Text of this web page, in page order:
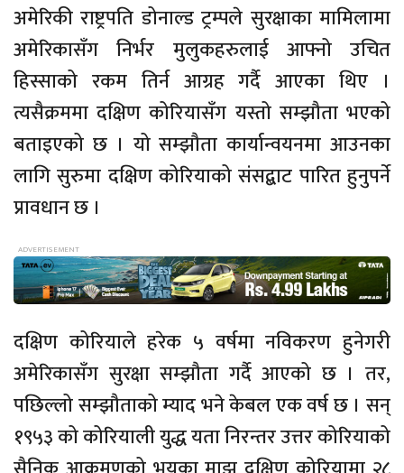
अमेरिकी राष्ट्रपति डोनाल्ड ट्रम्पले सुरक्षाका मामिलामा
अमेरिकासँग निर्भर मुलुकहरुलाई आफ्नो उचित
हिस्साको रकम तिर्न आग्रह गर्दै आएका थिए ।
त्यसैक्रममा दक्षिण कोरियासँग यस्तो सम्झौता भएको
बताइएको छ । यो सम्झौता कार्यान्वयनमा आउनका
लागि सुरुमा दक्षिण कोरियाको संसद्बाट पारित हुनुपर्ने
प्रावधान छ ।
दक्षिण कोरियाले हरेक ५ वर्षमा नविकरण हुनेगरी
अमेरिकासँग सुरक्षा सम्झौता गर्दै आएको छ । तर,
पछिल्लो सम्झौताको म्याद भने केबल एक वर्ष छ । सन्
१९५३ को कोरियाली युद्ध यता निरन्तर उत्तर कोरियाको